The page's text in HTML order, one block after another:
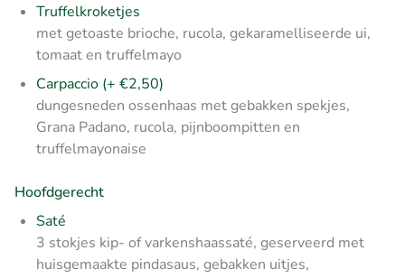
Truffelkroketjes
met getoaste brioche, rucola, gekaramelliseerde ui,
tomaat en truffelmayo
Carpaccio (+ €2,50)
dungesneden ossenhaas met gebakken spekjes,
Grana Padano, rucola, pijnboompitten en
truffelmayonaise
Hoofdgerecht
Saté
3 stokjes kip- of varkenshaassaté, geserveerd met
huisgemaakte pindasaus, gebakken uitjes,